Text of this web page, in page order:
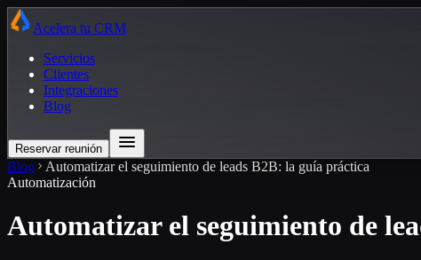
Acelera tu CRM
Servicios
Clientes
Integraciones
Blog
Reservar reunión
Blog
Automatizar el seguimiento de leads B2B: la guía práctica
Automatización
Automatizar el seguimiento de